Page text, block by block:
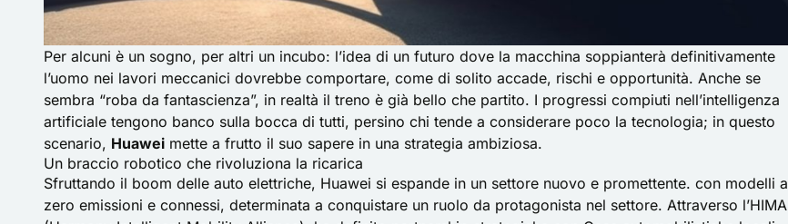
Per alcuni è un sogno, per altri un incubo: l’idea di un futuro dove la macchina soppianterà definitivamente
l’uomo nei lavori meccanici dovrebbe comportare, come di solito accade, rischi e opportunità. Anche se
sembra “roba da fantascienza”, in realtà il treno è già bello che partito. I progressi compiuti nell’intelligenza
artificiale tengono banco sulla bocca di tutti, persino chi tende a considerare poco la tecnologia; in questo
scenario, Huawei mette a frutto il suo sapere in una strategia ambiziosa.
Un braccio robotico che rivoluziona la ricarica
Sfruttando il boom delle auto elettriche, Huawei si espande in un settore nuovo e promettente. con modelli a
zero emissioni e connessi, determinata a conquistare un ruolo da protagonista nel settore. Attraverso l’HIMA